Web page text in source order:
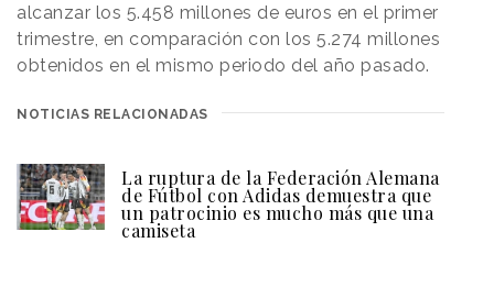
alcanzar los 5.458 millones de euros en el primer
trimestre, en comparación con los 5.274 millones
obtenidos en el mismo periodo del año pasado.
NOTICIAS RELACIONADAS
La ruptura de la Federación Alemana
de Fútbol con Adidas demuestra que
un patrocinio es mucho más que una
camiseta